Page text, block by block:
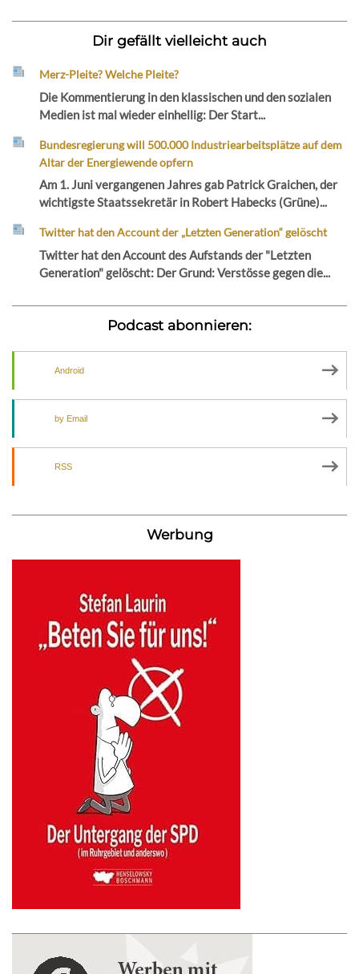
Dir gefällt vielleicht auch
Merz-Pleite? Welche Pleite?
Die Kommentierung in den klassischen und den sozialen
Medien ist mal wieder einhellig: Der Start...
Bundesregierung will 500.000 Industriearbeitsplätze auf dem
Altar der Energiewende opfern
Am 1. Juni vergangenen Jahres gab Patrick Graichen, der
wichtigste Staatssekretär in Robert Habecks (Grüne)...
Twitter hat den Account der „Letzten Generation“ gelöscht
Twitter hat den Account des Aufstands der "Letzten
Generation" gelöscht: Der Grund: Verstösse gegen die...
Podcast abonnieren:
Android
by Email
RSS
Werbung